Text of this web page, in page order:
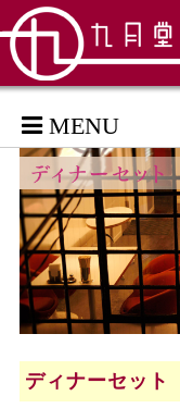
MENU
ディナーセット